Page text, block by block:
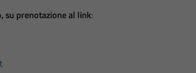
su prenotazione al link: